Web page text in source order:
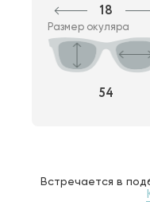
18
Размер окуляра
54
Встречается в